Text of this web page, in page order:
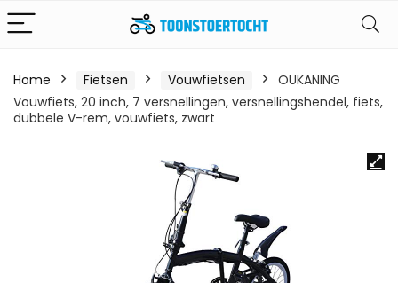
Home Fietsen Vouwfietsen
OUKANING
Vouwfiets, 20 inch, 7 versnellingen, versnellingshendel, fiets,
dubbele V-rem, vouwfiets, zwart